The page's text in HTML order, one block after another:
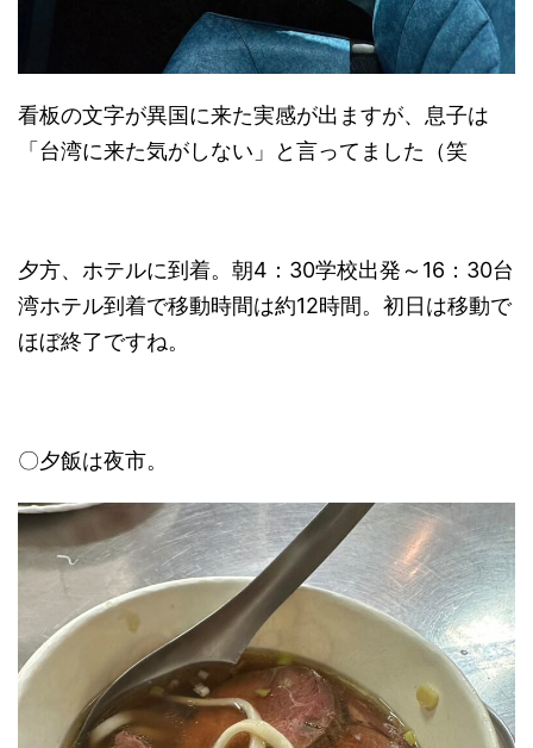
看板の文字が異国に来た実感が出ますが、息子は
「台湾に来た気がしない」と言ってました（笑
夕方、ホテルに到着。朝4：30学校出発～16：30台
湾ホテル到着で移動時間は約12時間。初日は移動で
ほぼ終了ですね。
〇夕飯は夜市。